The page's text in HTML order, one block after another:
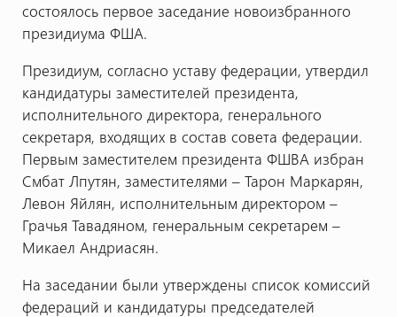
состоялось первое заседание новоизбранного
президиума ФША.
Президиум, согласно уставу федерации, утвердил
кандидатуры заместителей президента,
исполнительного директора, генерального
секретаря, входящих в состав совета федерации.
Первым заместителем президента ФШВА избран
Смбат Лпутян, заместителями – Тарон Маркарян,
Левон Яйлян, исполнительным директором –
Грачья Тавадяном, генеральным секретарем –
Микаел Андриасян.
На заседании были утверждены список комиссий
федераций и кандидатуры председателей